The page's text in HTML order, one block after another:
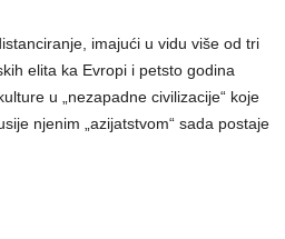
imajući u vidu više od tri
elita ka Evropi i petsto godina
u „nezapadne civilizacije“ koje
njenim „azijatstvom“ sada postaje